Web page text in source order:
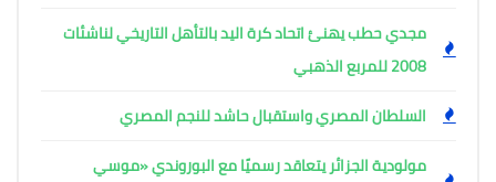
مجدي حطب يهنئ اتحاد كرة اليد بالتأهل التاريخي لناشئات
2008 للمربع الذهبي
السلطان المصري واستقبال حاشد للنجم المصري
مولودية الجزائر يتعاقد رسميًا مع البوروندي «موسي